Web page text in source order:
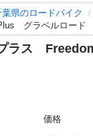
葉県のロードバイク
グラベルロード
プラス
価格